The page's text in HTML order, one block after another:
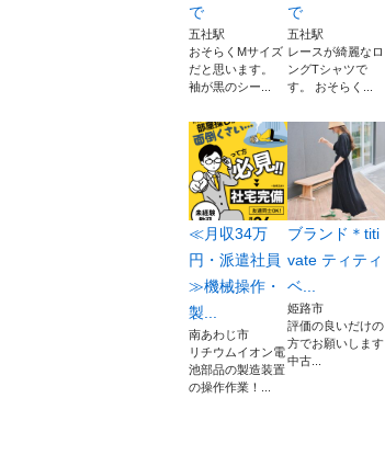
で
五社駅
おそらくМサイズ
だと思います。
袖が黒のシー...
で
五社駅
レースが綺麗なロ
ングTシャツで
す。 おそらく...
≪月収34万
円・派遣社員
≫機械操作・
製...
南あわじ市
リチウムイオン電
池部品の製造装置
の操作作業！...
ブランド＊titi
vate ティティ
ベ...
姫路市
評価の良いだけの
方でお願いします
中古...